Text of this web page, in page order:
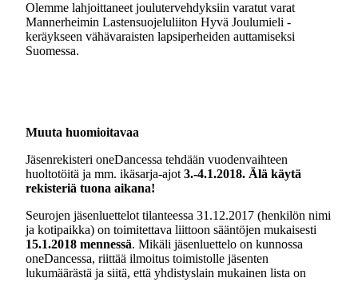
Olemme lahjoittaneet joulutervehdyksiin varatut varat
Mannerheimin Lastensuojeluliiton Hyvä Joulumieli -
keräykseen vähävaraisten lapsiperheiden auttamiseksi
Suomessa.
Muuta huomioitavaa
Jäsenrekisteri oneDancessa tehdään vuodenvaihteen
huoltotöitä ja mm. ikäsarja-ajot 3.-4.1.2018. Älä käytä
rekisteriä tuona aikana!
Seurojen jäsenluettelot tilanteessa 31.12.2017 (henkilön nimi
ja kotipaikka) on toimitettava liittoon sääntöjen mukaisesti
15.1.2018 mennessä. Mikäli jäsenluettelo on kunnossa
oneDancessa, riittää ilmoitus toimistolle jäsenten
lukumäärästä ja siitä, että yhdistyslain mukainen lista on